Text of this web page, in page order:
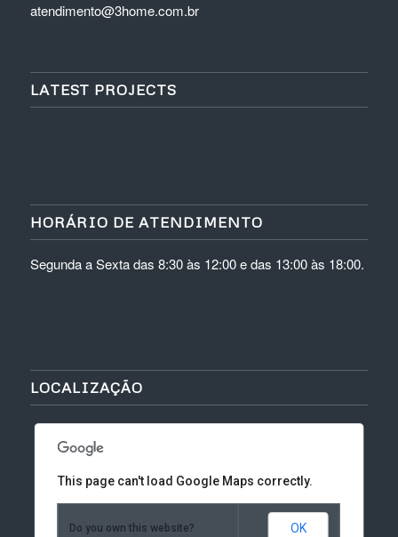
atendimento@3home.com.br
LATEST PROJECTS
HORÁRIO DE ATENDIMENTO
Segunda a Sexta das 8:30 às 12:00 e das 13:00 às 18:00.
LOCALIZAÇÃO
This page can't load Google Maps correctly.
Do you own this website? OK